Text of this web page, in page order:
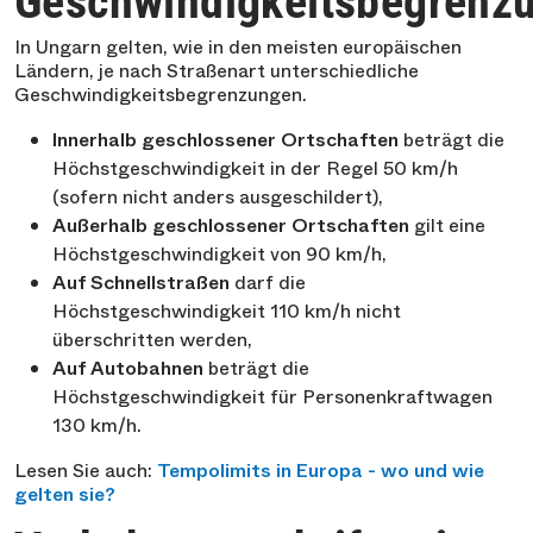
In Ungarn gelten, wie in den meisten europäischen
Ländern, je nach Straßenart unterschiedliche
Geschwindigkeitsbegrenzungen.
Innerhalb geschlossener Ortschaften beträgt die
Höchstgeschwindigkeit in der Regel 50 km/h
(sofern nicht anders ausgeschildert),
Außerhalb geschlossener Ortschaften gilt eine
Höchstgeschwindigkeit von 90 km/h,
Auf Schnellstraßen darf die
Höchstgeschwindigkeit 110 km/h nicht
überschritten werden,
Auf Autobahnen beträgt die
Höchstgeschwindigkeit für Personenkraftwagen
130 km/h.
Lesen Sie auch: Tempolimits in Europa - wo und wie
gelten sie?